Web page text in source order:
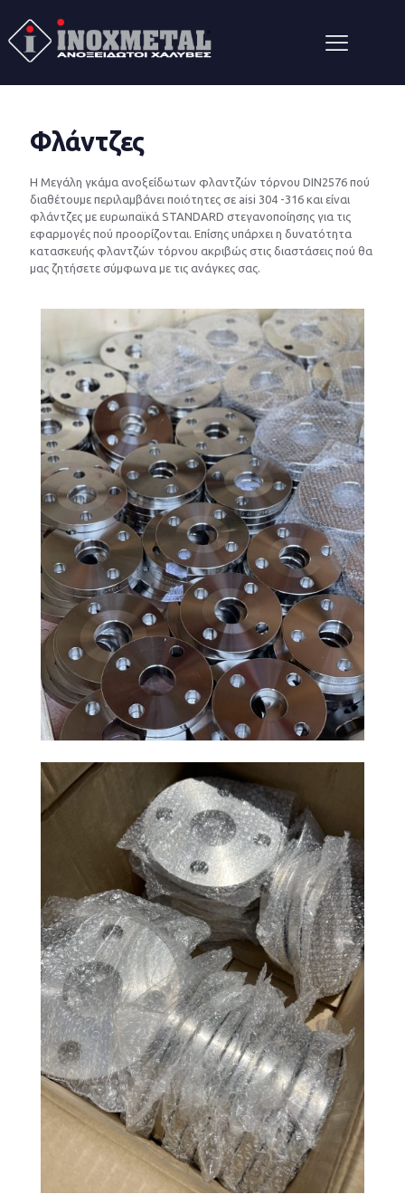
Φλάντζες
Η Μεγάλη γκάμα ανοξείδωτων φλαντζών τόρνου DIN2576 πού
διαθέτουμε περιλαμβάνει ποιότητες σε aisi 304 -316 και είναι
φλάντζες με ευρωπαϊκά STANDARD στεγανοποίησης για τις
εφαρμογές πού προορίζονται. Επίσης υπάρχει η δυνατότητα
κατασκευής φλαντζών τόρνου ακριβώς στις διαστάσεις πού θα
μας ζητήσετε σύμφωνα με τις ανάγκες σας.